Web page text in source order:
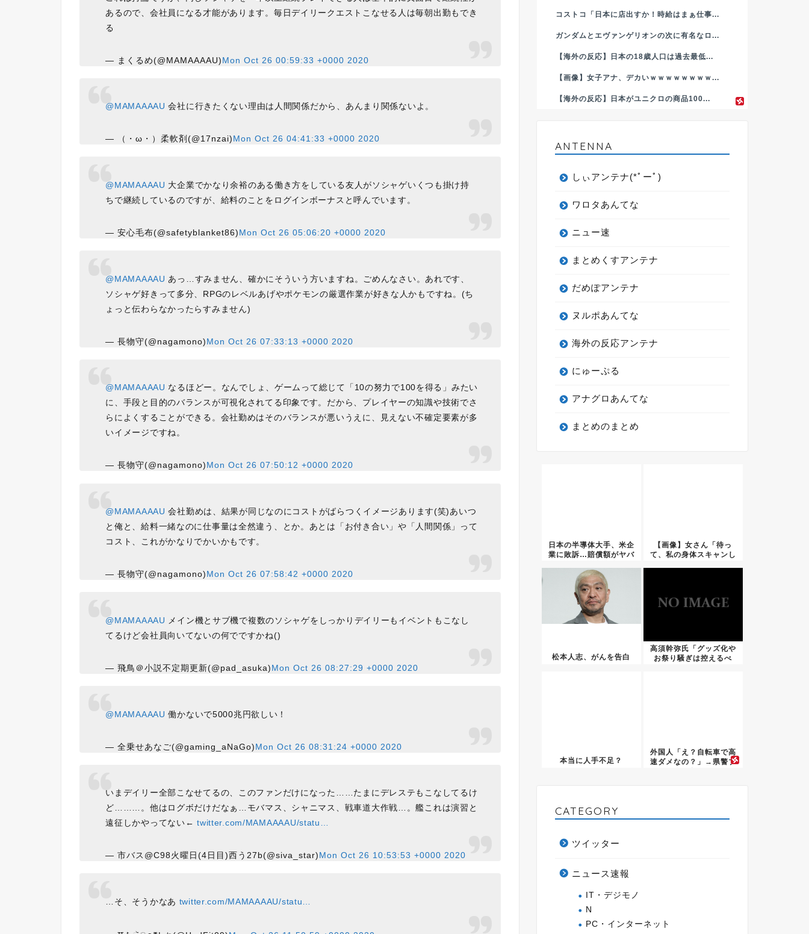
あるので、会社員になる才能があります。毎日デイリークエストこなせる人は毎朝出勤もでき
る
— まくるめ(@MAMAAAAU)Mon Oct 26 00:59:33 +0000 2020
@MAMAAAAU 会社に行きたくない理由は人間関係だから、あんまり関係ないよ。
— （・ω・）柔軟剤(@17nzai)Mon Oct 26 04:41:33 +0000 2020
@MAMAAAAU 大企業でかなり余裕のある働き方をしている友人がソシャゲいくつも掛け持
ちで継続しているのですが、給料のことをログインボーナスと呼んでいます。
— 安心毛布(@safetyblanket86)Mon Oct 26 05:06:20 +0000 2020
@MAMAAAAU あっ…すみません、確かにそういう方いますね。ごめんなさい。あれです、
ソシャゲ好きって多分、RPGのレベルあげやポケモンの厳選作業が好きな人かもですね。(ち
ょっと伝わらなかったらすみません)
— 長物守(@nagamono)Mon Oct 26 07:33:13 +0000 2020
@MAMAAAAU なるほどー。なんでしょ、ゲームって総じて「10の努力で100を得る」みたい
に、手段と目的のバランスが可視化されてる印象です。だから、プレイヤーの知識や技術でさ
らによくすることができる。会社勤めはそのバランスが悪いうえに、見えない不確定要素が多
いイメージですね。
— 長物守(@nagamono)Mon Oct 26 07:50:12 +0000 2020
@MAMAAAAU 会社勤めは、結果が同じなのにコストがばらつくイメージあります(笑)あいつ
と俺と、給料一緒なのに仕事量は全然違う、とか。あとは「お付き合い」や「人間関係」って
コスト、これがかなりでかいかもです。
— 長物守(@nagamono)Mon Oct 26 07:58:42 +0000 2020
@MAMAAAAU
メイン機とサブ機で複数のソシャゲをしっかりデイリーもイベントもこなし
てるけど会社員向いてないの何でですかね()
— 飛鳥＠小説不定期更新(@pad_asuka)Mon Oct 26 08:27:29 +0000 2020
@MAMAAAAU 働かないで5000兆円欲しい！
— 全乗せあなご(@gaming_aNaGo)Mon Oct 26 08:31:24 +0000 2020
いまデイリー全部こなせてるの、このファンだけになった……たまにデレステもこなしてるけ
ど………。他はログボだけだなぁ…モバマス、シャニマス、戦車道大作戦…。艦これは演習と
遠征しかやってない←twitter.com/MAMAAAAU/statu…
— 市バス@C98火曜日(4日目)西う27b(@siva_star)Mon Oct 26 10:53:53 +0000 2020
…そ、そうかなあ twitter.com/MAMAAAAU/statu…
コストコ「日本に店出すか！時給はまぁ仕事...
ガンダムとエヴァンゲリオンの次に有名なロ...
【海外の反応】日本の18歳人口は過去最低...
【画像】女子アナ、デカいｗｗｗｗｗｗｗｗ...
【海外の反応】日本がユニクロの商品100...
ANTENNA
しぃアンテナ(*ﾟーﾟ)
ワロタあんてな
ニュー速
まとめくすアンテナ
だめぽアンテナ
ヌルポあんてな
海外の反応アンテナ
にゅーぷる
アナグロあんてな
まとめのまとめ
日本の半導体大手、米企
業に敗訴…賠償額がヤバ
【画像】女さん「待っ
て、私の身体スキャンし
松本人志、がんを告白
高須幹弥氏「グッズ化や
お祭り騒ぎは控えるべ
本当に人手不足？
外国人「え？自転車で高
速ダメなの？」→県警ブ
CATEGORY
ツイッター
ニュース速報
IT・デジモノ
N
PC・インターネット